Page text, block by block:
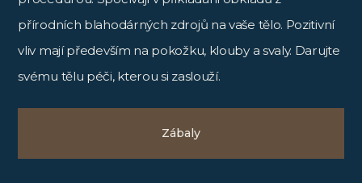
přírodních blahodárných zdrojů na vaše tělo. Pozitivní
vliv mají především na pokožku, klouby a svaly. Darujte
svému tělu péči, kterou si zaslouží.
Zábaly